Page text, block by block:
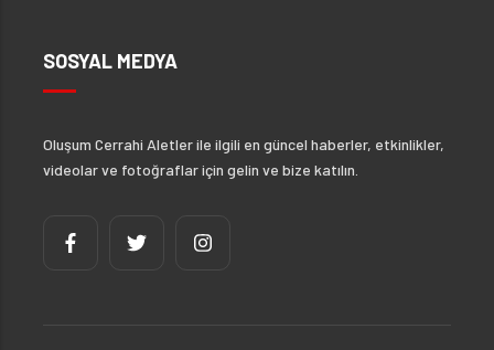
SOSYAL MEDYA
Oluşum Cerrahi Aletler ile ilgili en güncel haberler, etkinlikler,
videolar ve fotoğraflar için gelin ve bize katılın.